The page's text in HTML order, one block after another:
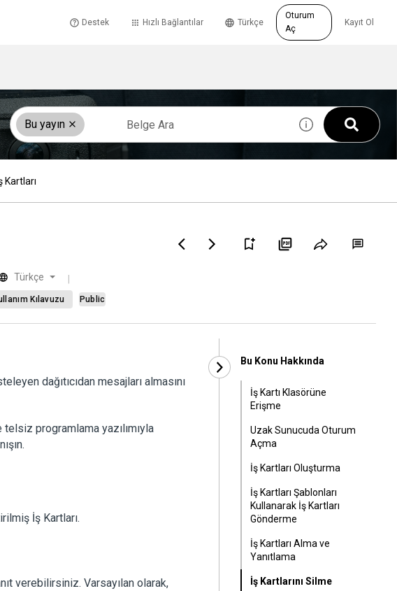
Destek Hızlı Bağlantılar Kayıt Ol
Türkçe
Oturum
Aç
Bu yayın
Kartları
Türkçe
Kılavuzu Public
dağıtıcıdan mesajları almasını
programlama yazılımıyla
İş Kartları.
verebilirsiniz. Varsayılan olarak,
Bu Konu Hakkında
İş Kartı Klasörüne
Erişme
Uzak Sunucuda Oturum
Açma
İş Kartları Oluşturma
İş Kartları Şablonları
Kullanarak İş Kartları
Gönderme
İş Kartları Alma ve
Yanıtlama
İş Kartlarını Silme